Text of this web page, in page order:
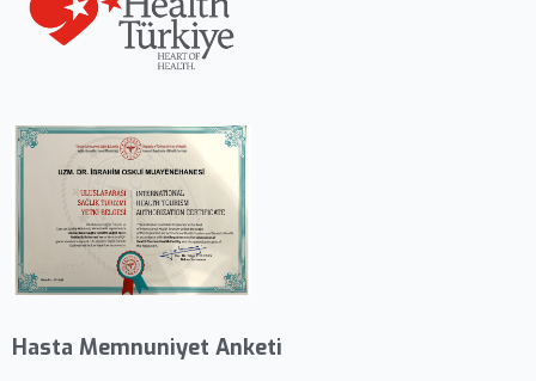
Hasta Memnuniyet Anketi